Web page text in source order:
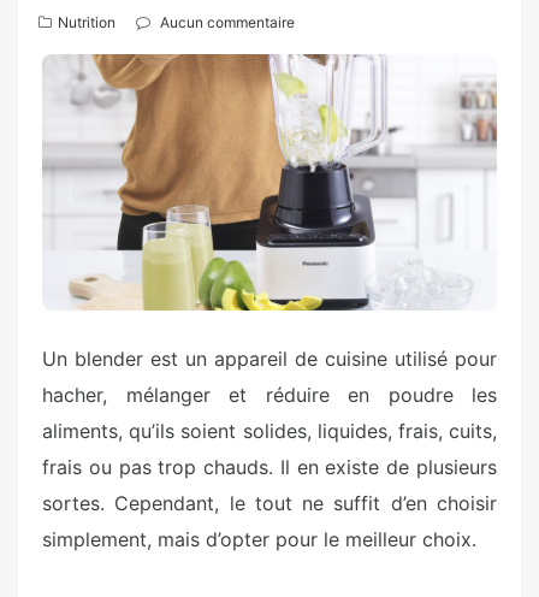
Nutrition Aucun commentaire
Un blender est un appareil de cuisine utilisé pour
hacher, mélanger et réduire en poudre les
aliments, qu’ils soient solides, liquides, frais, cuits,
frais ou pas trop chauds. Il en existe de plusieurs
sortes. Cependant, le tout ne suffit d’en choisir
simplement, mais d’opter pour le meilleur choix.